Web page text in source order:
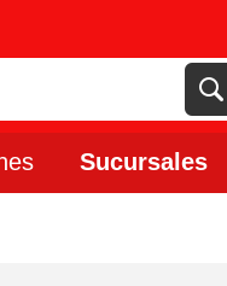
Sucursales